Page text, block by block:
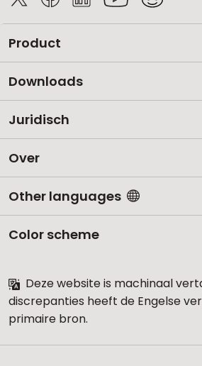
Product
Downloads
Juridisch
Over
Other languages
Color scheme
Deze website is machinaal
discrepanties heeft de Engelse
primaire bron.